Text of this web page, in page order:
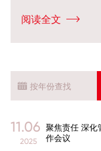
阅读全文
按年份查找
11.06
2025
聚焦责任 深化
作会议